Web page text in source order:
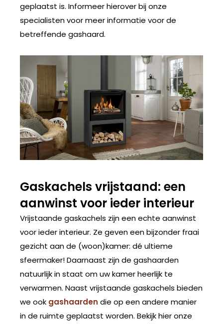
geplaatst is. Informeer hierover bij onze
specialisten voor meer informatie voor de
betreffende gashaard.
Gaskachels vrijstaand: een
aanwinst voor ieder interieur
Vrijstaande gaskachels zijn een echte aanwinst
voor ieder interieur. Ze geven een bijzonder fraai
gezicht aan de (woon)kamer: dé ultieme
sfeermaker! Daarnaast zijn de gashaarden
natuurlijk in staat om uw kamer heerlijk te
verwarmen. Naast vrijstaande gaskachels bieden
we ook gashaarden die op een andere manier
in de ruimte geplaatst worden. Bekijk hier onze